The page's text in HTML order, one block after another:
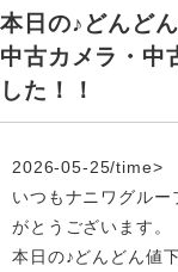
本日の♪どんど
中古カメラ・中
した！！
2026-05-25/time>
いつもナニワグルー
がとうございます。
本日の♪どんどん値